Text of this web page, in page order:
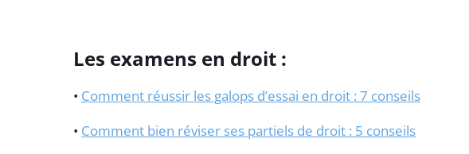
Les examens en droit :
• Comment réussir les galops d’essai en droit : 7 conseils
• Comment bien réviser ses partiels de droit : 5 conseils